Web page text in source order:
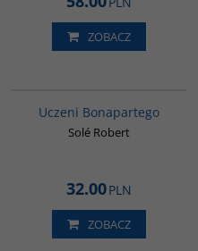
ZOBACZ
Uczeni Bonapartego
Solé Robert
32.00PLN
ZOBACZ